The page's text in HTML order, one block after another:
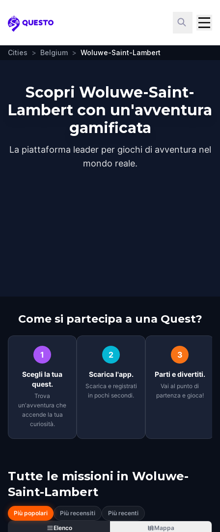
Questo
Cities > Belgium > Woluwe-Saint-Lambert
Scopri Woluwe-Saint-
Lambert con un'avventura
gamificata
La piattaforma leader per giochi di avventura nel
mondo reale.
Come si partecipa a una Quest?
1
Scegli la tua
quest.
Trova
un'avventura che
accende la tua
curiosità.
2
Scarica l'app.
Scarica e registrati
in pochi secondi.
3
Parti e divertiti.
Vai al punto di
partenza e gioca!
Tutte le missioni in Woluwe-
Saint-Lambert
Più popolari Più recensiti
Più recenti
Elenco
Mappa